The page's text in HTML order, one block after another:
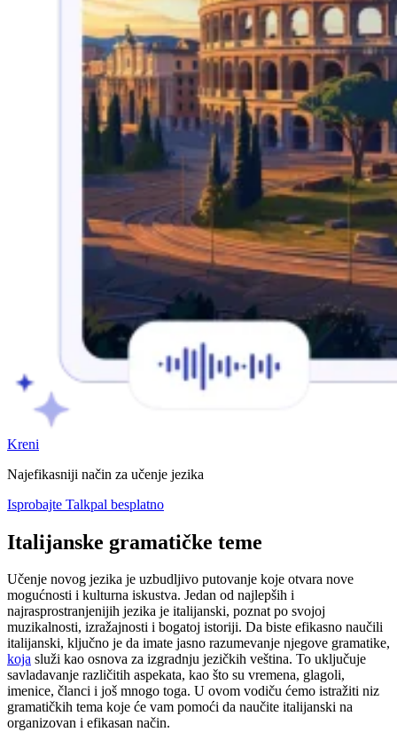
Kreni
Najefikasniji način za učenje jezika
Isprobajte Talkpal besplatno
Italijanske gramatičke teme
Učenje novog jezika je uzbudljivo putovanje koje otvara nove
mogućnosti i kulturna iskustva. Jedan od najlepših i
najrasprostranjenijih jezika je italijanski, poznat po svojoj
muzikalnosti, izražajnosti i bogatoj istoriji. Da biste efikasno naučili
italijanski, ključno je da imate jasno razumevanje njegove gramatike,
koja služi kao osnova za izgradnju jezičkih veština. To uključuje
savladavanje različitih aspekata, kao što su vremena, glagoli,
imenice, članci i još mnogo toga. U ovom vodiču ćemo istražiti niz
gramatičkih tema koje će vam pomoći da naučite italijanski na
organizovan i efikasan način.